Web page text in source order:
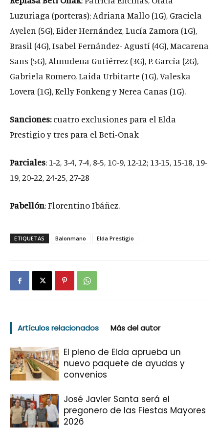
Luzuriaga (porteras); Adriana Mallo (1G), Graciela
Ayelen (5G), Eider Hernández, Lucía Zamora (1G),
Brasil (4G), Isabel Fernández- Agustí (4G), Macarena
Sans (5G), Almudena Gutiérrez (3G), P. García (2G),
Gabriela Romero, Laida Urbitarte (1G), Valeska
Lovera (1G), Kelly Fonkeng y Nerea Canas (1G).
Sanciones:cuatro exclusiones para el Elda
Prestigio y tres para el Beti-Onak
Parciales: 1-2, 3-4, 7-4, 8-5, 10-9, 12-12; 13-15, 15-18, 19-
19, 20-22, 24-25, 27-28
Pabellón: Florentino Ibáñez.
ETIQUETAS Balonmano Elda Prestigio
Artículos relacionados Más del autor
El pleno de Elda aprueba un
nuevo paquete de ayudas y
convenios
José Javier Santa será el
pregonero de las Fiestas Mayores
2026